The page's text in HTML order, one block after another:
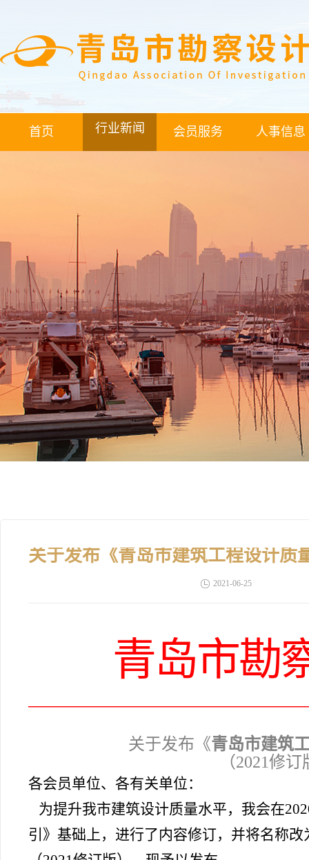
首页 行业新闻 会员服务 人事信息
2021-06-25
青岛市勘
关于发布《青岛市建筑
（2021修
各会员单位、各有关单位：
为提升我市建筑设计质量水平，我会在
引》基础上，进行了内容修订，并将名称